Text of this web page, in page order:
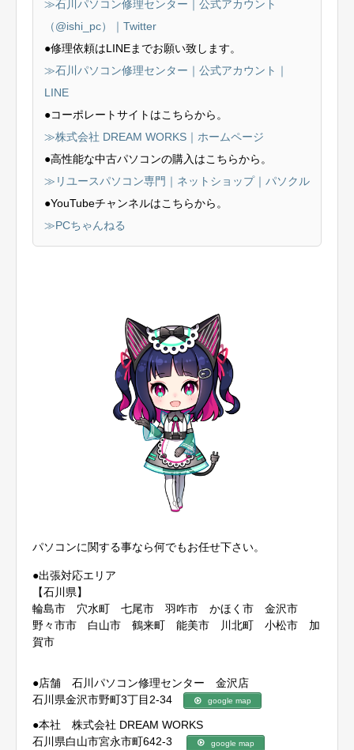
≫石川パソコン修理センター｜公式アカウント
（@ishi_pc）｜Twitter
●修理依頼はLINEまでお願い致します。
≫石川パソコン修理センター｜公式アカウント｜
LINE
●コーポレートサイトはこちらから。
≫株式会社 DREAM WORKS｜ホームページ
●高性能な中古パソコンの購入はこちらから。
≫リユースパソコン専門｜ネットショップ｜パソクル
●YouTubeチャンネルはこちらから。
≫PCちゃんねる
パソコンに関する事なら何でもお任せ下さい。
●出張対応エリア
【石川県】
輪島市 穴水町 七尾市 羽咋市 かほく市 金沢市
野々市市 白山市 鶴来町 能美市 川北町 小松市 加
賀市
●店舗 石川パソコン修理センター 金沢店
石川県金沢市野町3丁目2-34
google map
●本社 株式会社 DREAM WORKS
石川県白山市宮永市町642-3
google map